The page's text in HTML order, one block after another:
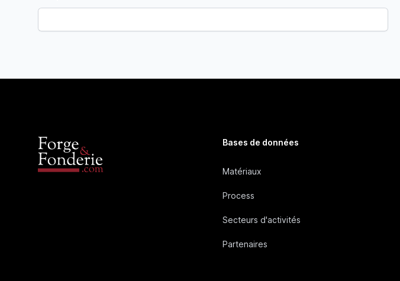
Bases de données
Matériaux
Process
Secteurs d'activités
Partenaires